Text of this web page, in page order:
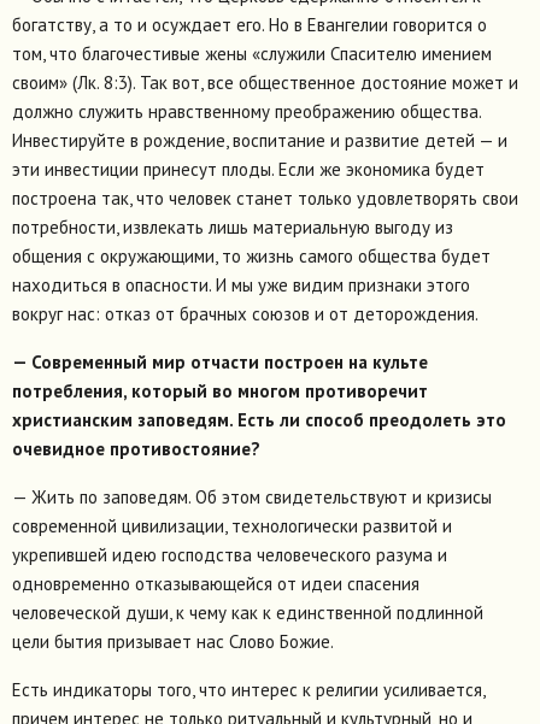
богатству, а то и осуждает его. Но в Евангелии говорится о
том, что благочестивые жены «служили Спасителю имением
своим» (Лк. 8:3). Так вот, все общественное достояние может и
должно служить нравственному преображению общества.
Инвестируйте в рождение, воспитание и развитие детей — и
эти инвестиции принесут плоды. Если же экономика будет
построена так, что человек станет только удовлетворять свои
потребности, извлекать лишь материальную выгоду из
общения с окружающими, то жизнь самого общества будет
находиться в опасности. И мы уже видим признаки этого
вокруг нас: отказ от брачных союзов и от деторождения.
— Современный мир отчасти построен на культе
потребления, который во многом противоречит
христианским заповедям. Есть ли способ преодолеть это
очевидное противостояние?
— Жить по заповедям. Об этом свидетельствуют и кризисы
современной цивилизации, технологически развитой и
укрепившей идею господства человеческого разума и
одновременно отказывающейся от идеи спасения
человеческой души, к чему как к единственной подлинной
цели бытия призывает нас Слово Божие.
Есть индикаторы того, что интерес к религии усиливается,
причем интерес не только ритуальный и культурный, но и